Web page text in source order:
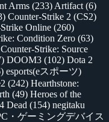
Arms (233) Artifact (6)
Counter-Strike 2 (CS2)
Online (260)
Condition Zero (63)
Counter-Strike: Source
DOOM3 (102) Dota 2
esports(eスポーツ)
(242) Hearthstone:
(49) Heroes of the
Dead (154) negitaku
・ゲーミングデバイス